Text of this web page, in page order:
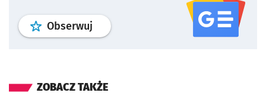
Obserwuj profil serwisu
ZOBACZ TAKŻE